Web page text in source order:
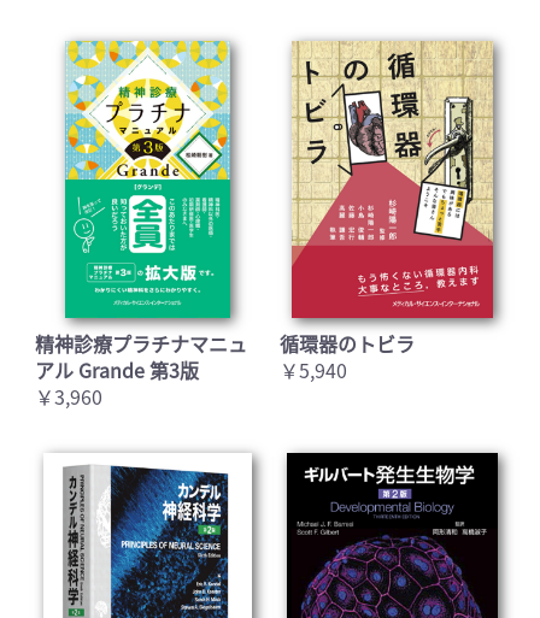
精神診療プラチナマニュ
アル Grande 第3版
￥3,960
循環器のトビラ
￥5,940